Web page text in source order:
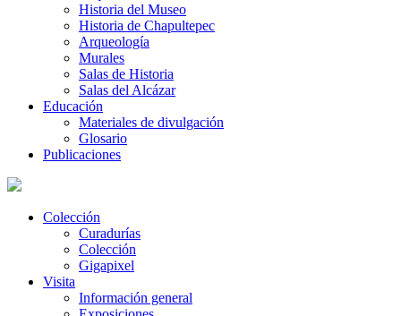
Historia del Museo
Historia de Chapultepec
Arqueología
Murales
Salas de Historia
Salas del Alcázar
Educación
Materiales de divulgación
Glosario
Publicaciones
Colección
Curadurías
Colección
Gigapixel
Visita
Información general